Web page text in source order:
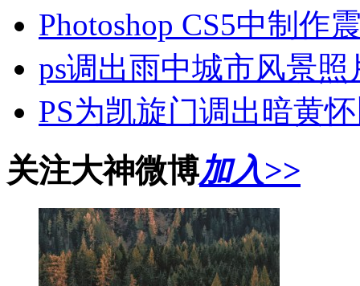
Photoshop CS5中制作
ps调出雨中城市风景照
PS为凯旋门调出暗黄
关注大神微博加入>>